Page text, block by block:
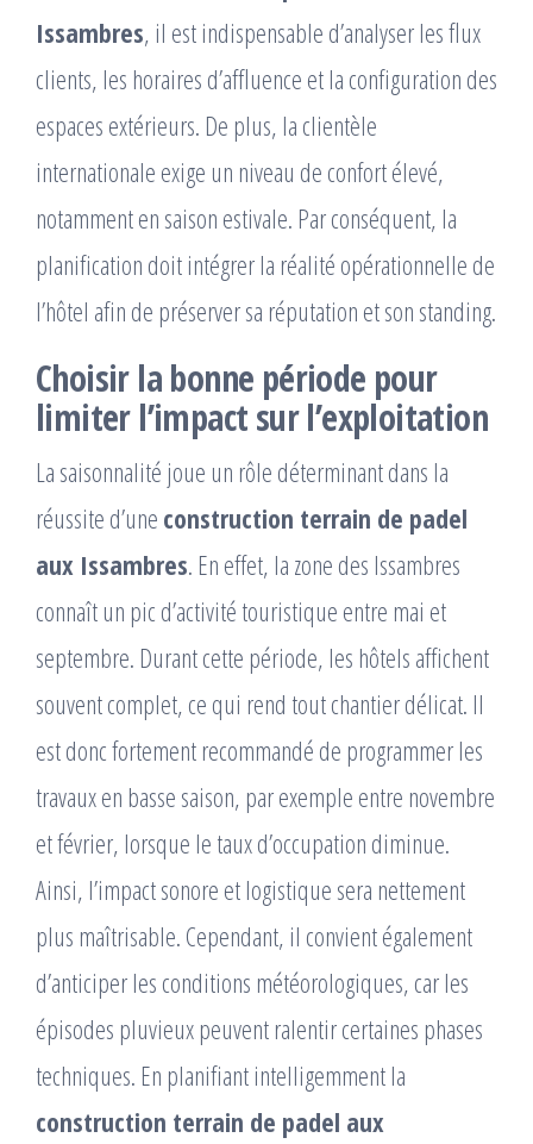
Issambres, il est indispensable d’analyser les flux
clients, les horaires d’affluence et la configuration des
espaces extérieurs. De plus, la clientèle
internationale exige un niveau de confort élevé,
notamment en saison estivale. Par conséquent, la
planification doit intégrer la réalité opérationnelle de
l’hôtel afin de préserver sa réputation et son standing.
Choisir la bonne période pour
limiter l’impact sur l’exploitation
La saisonnalité joue un rôle déterminant dans la
réussite d’une construction terrain de padel
aux Issambres. En effet, la zone des Issambres
connaît un pic d’activité touristique entre mai et
septembre. Durant cette période, les hôtels affichent
souvent complet, ce qui rend tout chantier délicat. Il
est donc fortement recommandé de programmer les
travaux en basse saison, par exemple entre novembre
et février, lorsque le taux d’occupation diminue.
Ainsi, l’impact sonore et logistique sera nettement
plus maîtrisable. Cependant, il convient également
d’anticiper les conditions météorologiques, car les
épisodes pluvieux peuvent ralentir certaines phases
techniques. En planifiant intelligemment la
construction terrain de padel aux